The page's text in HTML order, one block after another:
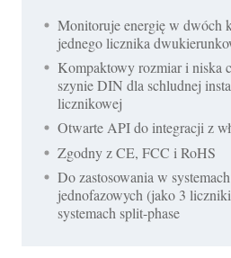
Monitoruje energię w dwóch
jednego licznika
Kompaktowy rozmiar i niska
szynie DIN dla schludnej
licznikowej
Otwarte API do integracji z
Zgodny z CE, FCC i RoHS
Do zastosowania w
jednofazowych (jako 3
systemach split-phase